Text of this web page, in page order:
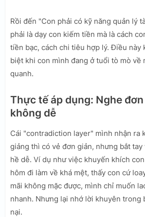
Rồi đến "Con phải có kỹ năng quản lý
phải là dạy con kiếm tiền mà là cách
tiền bạc, cách chi tiêu hợp lý. Điều này
biệt khi con mình đang ở tuổi tò mò về
quanh.
Thực tế áp dụng: Nghe
không dễ
Cái "contradiction layer" mình nhận ra
giảng thì có vẻ đơn giản, nhưng bắt tay
hề dễ. Ví dụ như việc khuyến khích
hôm đi làm về khá mệt, thấy con cứ
mãi không mặc được, mình chỉ muốn
nhanh. Nhưng lại nhớ lời khuyên trong
nại.